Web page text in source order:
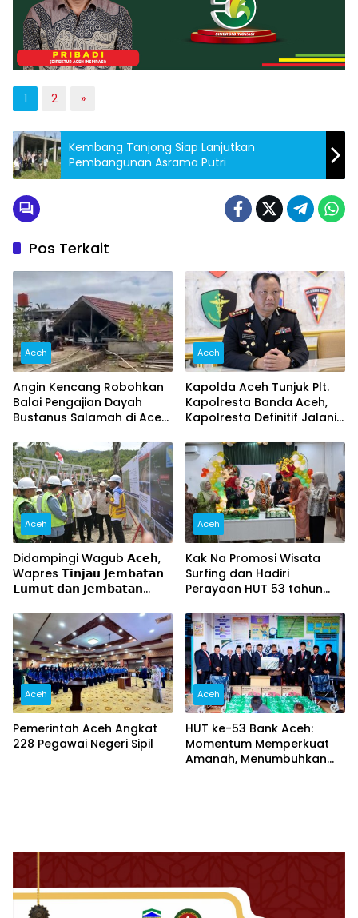
1 2 »
Kembang Tanjong Siap Lanjutkan
Pembangunan Asrama Putri
Pos Terkait
Aceh
Angin Kencang Robohkan
Balai Pengajian Dayah
Bustanus Salamah di Aceh
Aceh
Kapolda Aceh Tunjuk Plt.
Kapolresta Banda Aceh,
Kapolresta Definitif Jalani
Aceh
Didampingi Wagub 𝗔𝗰𝗲𝗵,
Wapres 𝗧𝗶𝗻𝗷𝗮𝘂 𝗝𝗲𝗺𝗯𝗮𝘁𝗮𝗻
𝗟𝘂𝗺𝘂𝘁 𝗱𝗮𝗻 𝗝𝗲𝗺𝗯𝗮𝘁𝗮𝗻
Aceh
Kak Na Promosi Wisata
Surfing dan Hadiri
Perayaan HUT 53 tahun
Aceh
Pemerintah Aceh Angkat
228 Pegawai Negeri Sipil
Aceh
HUT ke-53 Bank Aceh:
Momentum Memperkuat
Amanah, Menumbuhkan